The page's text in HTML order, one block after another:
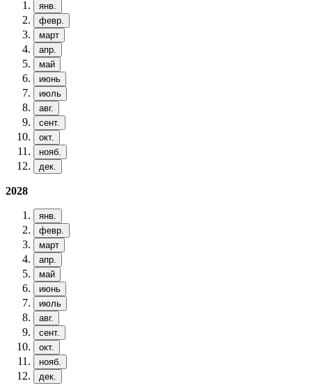
янв.
февр.
март
апр.
май
июнь
июль
авг.
сент.
окт.
нояб.
дек.
2028
янв.
февр.
март
апр.
май
июнь
июль
авг.
сент.
окт.
нояб.
дек.